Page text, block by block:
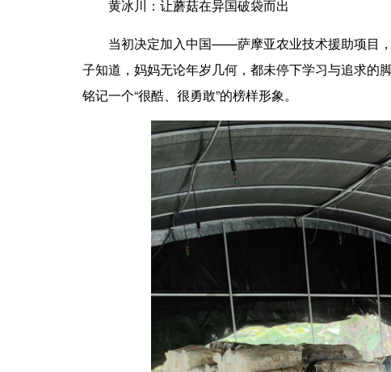
黄冰川：让蘑菇在异国破袋而出
当初决定加入中国——萨摩亚农业技术援助项目，
子知道，妈妈无论年岁几何，都未停下学习与追求的
铭记一个“很酷、很勇敢”的榜样形象。